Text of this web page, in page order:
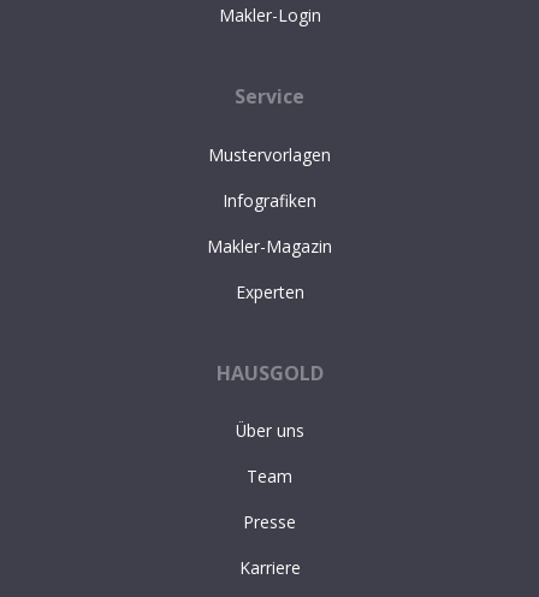
Makler-Login
Service
Mustervorlagen
Infografiken
Makler-Magazin
Experten
HAUSGOLD
Über uns
Team
Presse
Karriere